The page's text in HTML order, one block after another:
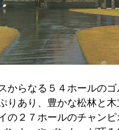
からなる５４ホールのゴ
りあり、豊かな松林と
の２７ホールのチャンピ